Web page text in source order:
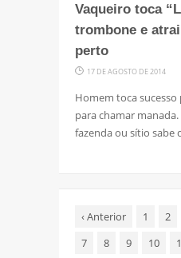
Vaqueiro toca
trombone e
perto
17 DE AGOSTO DE 2014
Homem toca
para chamar
fazenda ou sítio sabe
‹Anterior 1 2
7
8 9 10